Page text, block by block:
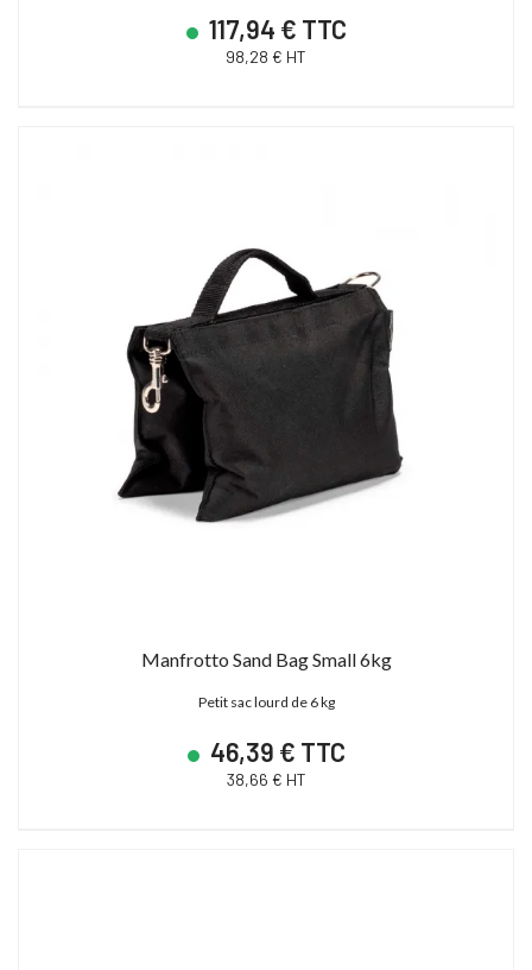
117,94 € TTC
98,28 € HT
Manfrotto Sand Bag Small 6kg
Petit sac lourd de 6 kg
46,39 € TTC
38,66 € HT